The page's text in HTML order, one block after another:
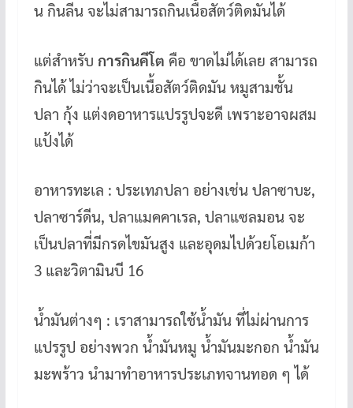
น กินลีน จะไม่สามารถกินเนื้อสัตว์ติดมันได้
แต่สำหรับ การกินคีโต คือ ขาดไม่ได้เลย สามารถ
กินได้ ไม่ว่าจะเป็นเนื้อสัตว์ติดมัน หมูสามชั้น
ปลา กุ้ง แต่งดอาหารแปรรูปจะดี เพราะอาจผสม
แป้งได้
อาหารทะเล : ประเทภปลา อย่างเช่น ปลาซาบะ,
ปลาซาร์ดีน, ปลาแมคคาเรล, ปลาแซลมอน จะ
เป็นปลาที่มีกรดไขมันสูง และอุดมไปด้วยโอเมก้า
3 และวิตามินบี 16
น้ำมันต่างๆ : เราสามารถใช้น้ำมัน ที่ไม่ผ่านการ
แปรรูป อย่างพวก น้ำมันหมู น้ำมันมะกอก น้ำมัน
มะพร้าว นำมาทำอาหารประเภทจานทอด ๆ ได้